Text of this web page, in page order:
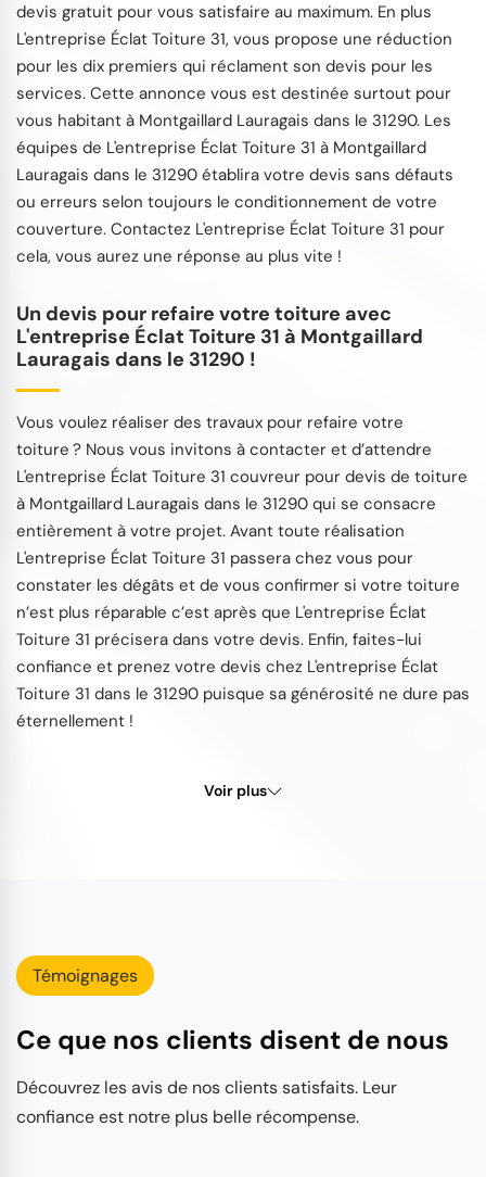
devis gratuit pour vous satisfaire au maximum. En plus
L'entreprise Éclat Toiture 31, vous propose une réduction
pour les dix premiers qui réclament son devis pour les
services. Cette annonce vous est destinée surtout pour
vous habitant à Montgaillard Lauragais dans le 31290. Les
équipes de L'entreprise Éclat Toiture 31 à Montgaillard
Lauragais dans le 31290 établira votre devis sans défauts
ou erreurs selon toujours le conditionnement de votre
couverture. Contactez L'entreprise Éclat Toiture 31 pour
cela, vous aurez une réponse au plus vite !
Un devis pour refaire votre toiture avec
L'entreprise Éclat Toiture 31 à Montgaillard
Lauragais dans le 31290 !
Vous voulez réaliser des travaux pour refaire votre
toiture ? Nous vous invitons à contacter et d’attendre
L'entreprise Éclat Toiture 31 couvreur pour devis de toiture
à Montgaillard Lauragais dans le 31290 qui se consacre
entièrement à votre projet. Avant toute réalisation
L'entreprise Éclat Toiture 31 passera chez vous pour
constater les dégâts et de vous confirmer si votre toiture
n’est plus réparable c’est après que L'entreprise Éclat
Toiture 31 précisera dans votre devis. Enfin, faites-lui
confiance et prenez votre devis chez L'entreprise Éclat
Toiture 31 dans le 31290 puisque sa générosité ne dure pas
éternellement !
Voir plus
Témoignages
Ce que nos clients disent de nous
Découvrez les avis de nos clients satisfaits. Leur
confiance est notre plus belle récompense.